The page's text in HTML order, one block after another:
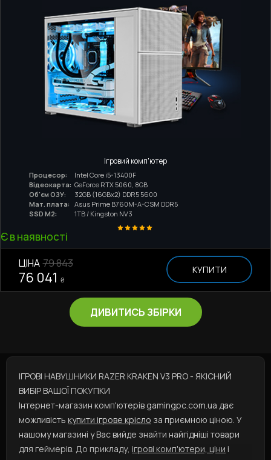
Ігровий комп'ютер
Процесор:
Intel Core i5-13400F
Відеокарта: GeForce RTX 5060, 8GB
Об'єм ОЗУ:
32GB (16GBx2) DDR5 5600
Мат. плата:
Asus Prime B760M-A-CSM DDR5
SSD M2:
1TB / Kingston NV3
Є в наявності
ЦІНА 79 843
76 041 ₴
КУПИТИ
ДИВИТИСЬ ЗБІРКИ
ІГРОВІ НАВУШНИКИ RAZER KRAKEN V3 PRO - ЯКІСНИЙ
ВИБІР ВАШОЇ ПОКУПКИ
Інтернет-магазин комп'ютерів gamingpc.com.ua дає
можливість купити ігрове крісло за приємною ціною. У
нашому магазині у Вас вийде знайти найгідніші товари
для геймерів. До прикладу, ігрові комп'ютери, ціни і